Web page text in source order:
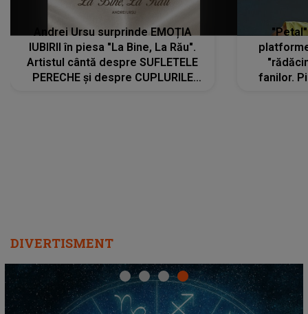
Andrei Ursu surprinde EMOȚIA
IUBIRII în piesa "La Bine, La Rău".
Artistul cântă despre SUFLETELE
PERECHE și despre CUPLURILE
fanilor.
DIVERTISMENT